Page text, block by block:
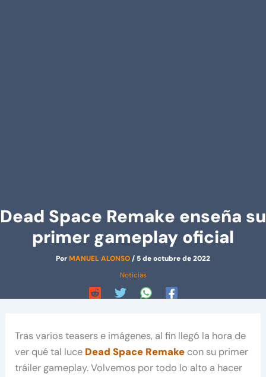
Dead Space Remake enseña su
primer gameplay oficial
PorMANUEL ALONSO/ 5 de octubre de 2022
Noticias
Tras varios teasers e imágenes, al fin llegó la hora de
ver qué tal luce Dead Space Remake con su primer
tráiler gameplay. Volvemos por todo lo alto a hacer